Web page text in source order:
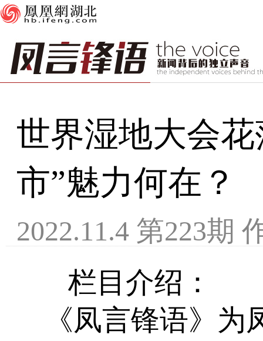
世界湿地大会
市”魅力何在？
2022.11.4 第223期
栏目介绍：
《凤言锋语》